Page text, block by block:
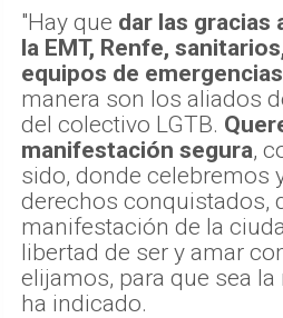
"Hay que dar las gracias
la EMT, Renfe,
equipos de emergencias
manera son los aliados
del colectivo LGTB.
manifestación segura,
sido, donde celebremos
derechos conquistados,
manifestación de la
libertad de ser y amar
elijamos, para que sea
ha indicado.